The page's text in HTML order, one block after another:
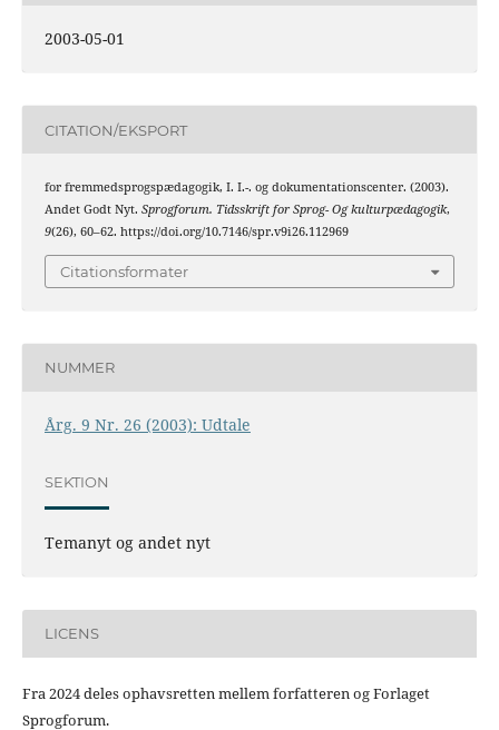
2003-05-01
CITATION/EKSPORT
for fremmedsprogspædagogik, I. I.-. og dokumentationscenter. (2003).
Andet Godt Nyt. Sprogforum. Tidsskrift for Sprog- Og kulturpædagogik,
9(26), 60–62. https://doi.org/10.7146/spr.v9i26.112969
Citationsformater
NUMMER
Årg. 9 Nr. 26 (2003): Udtale
SEKTION
Temanyt og andet nyt
LICENS
Fra 2024 deles ophavsretten mellem forfatteren og Forlaget
Sprogforum.